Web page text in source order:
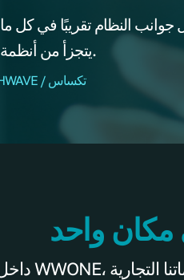
النظام تقريبًا في كل ما
يتجزأ من أنظمة التسويق والمبيعات لدينا.
- جيمس شوارتز، قائد WEALTHWAVE / تكساس
مكان واحد